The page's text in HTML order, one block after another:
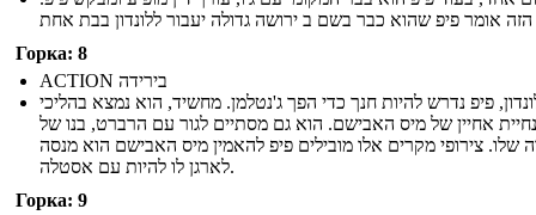
Горка: 8
ACTION בירידה
פיפ נדרש להיות חנך כדי הפך ג'נטלמן. מחשיד, הוא נמצא בהליכי
אחיין של מיס האבישם. הוא גם מסתיים לגור עם הרברט, בנו של
שלו. צירופי מקרים אלו מובילים פיפ להאמין מיס האבישם הוא מנסה
לארגן לו להיות עם אסטלה.
Горка: 9